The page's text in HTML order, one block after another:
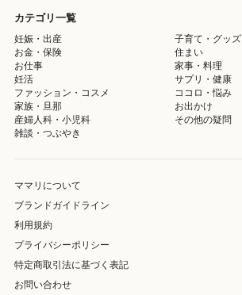
カテゴリ一覧
妊娠・出産
子育て・グッズ
お金・保険
住まい
お仕事
家事・料理
妊活
サプリ・健康
ファッション・コスメ
ココロ・悩み
家族・旦那
お出かけ
産婦人科・小児科
その他の疑問
雑談・つぶやき
ママリについて
ブランドガイドライン
利用規約
プライバシーポリシー
特定商取引法に基づく表記
お問い合わせ